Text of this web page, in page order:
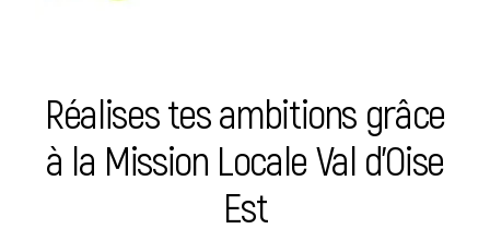
Réalises tes ambitions grâce
à la Mission Locale Val d’Oise
Est